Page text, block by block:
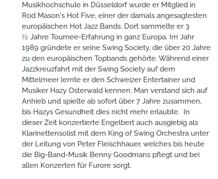
Musikhochschule in Düsseldorf wurde er Mitglied in
Rod Mason's Hot Five, einer der damals angesagtesten
europäischen Hot Jazz Bands. Dort sammelte er 3
½ Jahre Tournee-Erfahrung in ganz Europa. Im Jahr
1989 gründete er seine Swing Society, die über 20 Jahre
zu den europäischen Topbands gehörte. Während einer
Jazzkreuzfahrt mit der Swing Society auf dem
Mittelmeer lernte er den Schweizer Entertainer und
Musiker Hazy Osterwald kennen. Man verstand sich auf
Anhieb und spielte ab sofort über 7 Jahre zusammen,
bis Hazys Gesundheit dies nicht mehr erlaubte. In
dieser Zeit konzertierte Engelbert auch ausgiebig als
Klarinettensolist mit dem King of Swing Orchestra unter
der Leitung von Peter Fleischhauer, welches bis heute
die Big-Band-Musik Benny Goodmans pflegt und bei
allen Konzerten für Furore sorgt.